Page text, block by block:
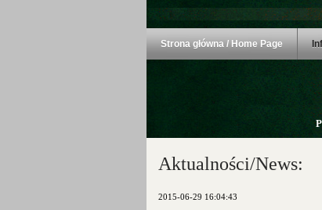
Strona główna / Home Page
Aktualności/News:
2015-06-29 16:04:43